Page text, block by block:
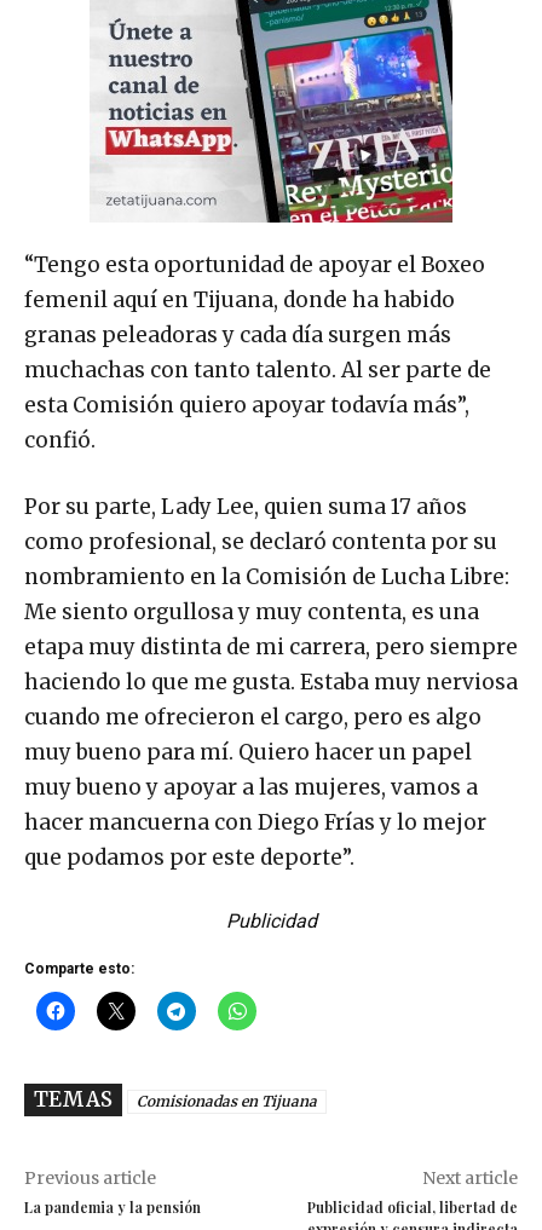
“Tengo esta oportunidad de apoyar el Boxeo
femenil aquí en Tijuana, donde ha habido
granas peleadoras y cada día surgen más
muchachas con tanto talento. Al ser parte de
esta Comisión quiero apoyar todavía más”,
confió.
Por su parte, Lady Lee, quien suma 17 años
como profesional, se declaró contenta por su
nombramiento en la Comisión de Lucha Libre:
Me siento orgullosa y muy contenta, es una
etapa muy distinta de mi carrera, pero siempre
haciendo lo que me gusta. Estaba muy nerviosa
cuando me ofrecieron el cargo, pero es algo
muy bueno para mí. Quiero hacer un papel
muy bueno y apoyar a las mujeres, vamos a
hacer mancuerna con Diego Frías y lo mejor
que podamos por este deporte”.
Publicidad
Comparte esto:
TEMAS Comisionadas en Tijuana
Previous article
La pandemia y la pensión
Next article
Publicidad oficial, libertad de